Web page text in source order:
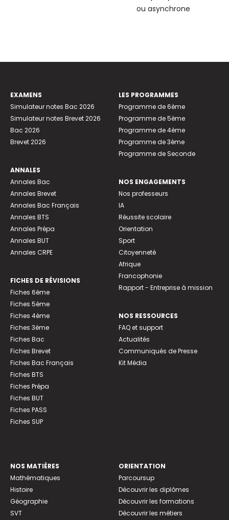
ou asynchrone
EXAMENS
Simulateur notes Bac 2026
Simulateur notes Brevet 2026
Bac 2026
Brevet 2026
ANNALES
Annales Bac
Annales Brevet
Annales Bac Français
Annales BTS
Annales Prépa
Annales BUT
Annales CRPE
FICHES DE RÉVISIONS
Fiches 6ème
Fiches 5ème
Fiches 4ème
Fiches 3ème
Fiches Bac
Fiches Brevet
Fiches Bac Français
Fiches BTS
Fiches Prépa
Fiches BUT
Fiches PASS
Fiches SUP
LES PROGRAMMES
Programme de 6ème
Programme de 5ème
Programme de 4ème
Programme de 3ème
Programme de Seconde
NOS ENGAGEMENTS
Nos professeurs
IA
Réussite scolaire
Orientation
Sport
Citoyenneté
Afrique
Francophonie
Rapport - Entreprise à mission
NOS RESSOURCES
FAQ et support
Actualités
Communiqués de Presse
Kit Média
NOS MATIÈRES
Mathématiques
Histoire
Géographie
SVT
ORIENTATION
Parcoursup
Découvrir les diplômes
Découvrir les formations
Découvrir les métiers